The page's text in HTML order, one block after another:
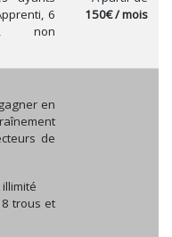
6
non
150€ / mois
en
de
trous et